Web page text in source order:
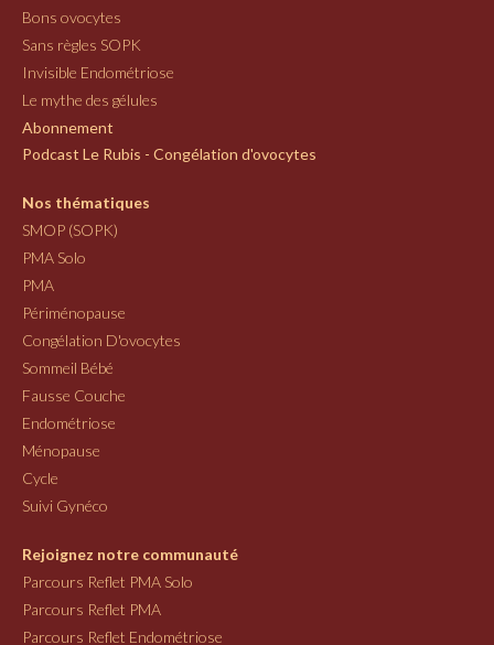
Bons ovocytes
Sans règles SOPK
Invisible Endométriose
Le mythe des gélules
Abonnement
Podcast Le Rubis - Congélation d'ovocytes
Nos thématiques
SMOP (SOPK)
PMA Solo
PMA
Périménopause
Congélation D'ovocytes
Sommeil Bébé
Fausse Couche
Endométriose
Ménopause
Cycle
Suivi Gynéco
Rejoignez notre communauté
Parcours Reflet PMA Solo
Parcours Reflet PMA
Parcours Reflet Endométriose